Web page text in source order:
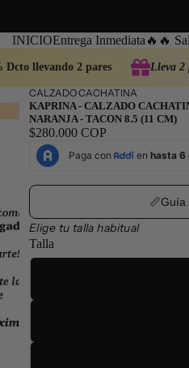
INICIOEntrega Inmediata 🔥🔥
Dcto llevando 2 pares Lleva 2
CALZADO CACHATINA
KAPRINA - CALZADO
NARANJA - TACON 8.5 (11 CM)
$280.000 COP
📏Guía
Elige tu talla habitual
Talla